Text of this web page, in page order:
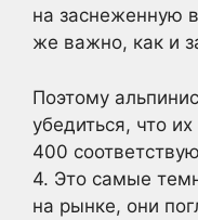
на заснеженную
же важно, как и
Поэтому
убедиться, что
400
4. Это самые
на рынке, они